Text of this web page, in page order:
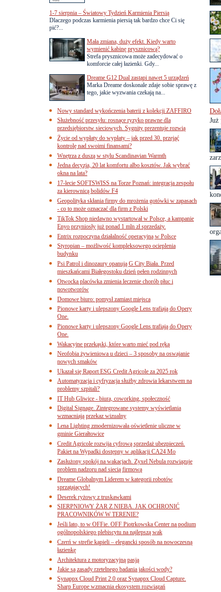
Już
1-7 sierpnia – Światowy Tydzień Karmienia Piersią
Dlaczego podczas karmienia piersią tak bardzo chce Ci się
pić?...
Mała zmiana, duży efekt. Kiedy warto
wymienić kabinę prysznicową?
Strefa prysznicowa może zadecydować o
komforcie całej łazienki. Gdy...
Dreame G12 Dual zastąpi nawet 5 urządzeń
Marka Dreame doskonale zdaje sobie sprawę z
tego, jakie wyzwania czekają na...
Nowy standard wykończenia baterii z kolekcji ZAFFIRO
Służebność przesyłu: rosnące ryzyko prawne dla
przedsiębiorstw sieciowych. Sygnity prezentuje rozwią
Życie od wypłaty do wypłaty – jak przed 30. przejąć
kontrolę nad swoimi finansami?
Wnętrza z duszą w stylu Scandinavian Warmth
Jedna decyzja, 20 lat komfortu albo kosztów. Jak wybrać
okna na lata?
17-lecie SOFTSWISS na Torze Poznań: integracja zespołu
za kierownicą bolidów F4
Geopolityka skłania firmy do mrożenia gotówki w zapasach
- co to może oznaczać dla firm z Polski
TikTok Shop niedawno wystartował w Polsce, a kampanie
Enyo przyniosły już ponad 1 mln zł sprzedaży.
Entrix rozpoczyna działalność operacyjną w Polsce
Styropian – możliwość kompleksowego ocieplenia
budynku
Psi Patrol i dinozaury opanują G City Biała. Przed
mieszkańcami Białegostoku dzień pełen rodzinnych
Otwocka placówka zmienia leczenie chorób płuc i
nowotworów
Domowe biuro: pomysł zamiast miejsca
Pionowe karty i ulepszony Google Lens trafiają do Opery
One.
Pionowe karty i ulepszony Google Lens trafiają do Opery
One.
Wakacyjne przekąski, które warto mieć pod ręką
Neofobia żywieniowa u dzieci – 3 sposoby na oswajanie
nowych smaków
Ukazał się Raport ESG Credit Agricole za 2025 rok
Automatyzacja i cyfryzacja służby zdrowia lekarstwem na
problemy szpitali?
IT Hub Gliwice - biura, coworking, społeczność
Digital Signage. Zintegrowane systemy wyświetlania
wzmacniają przekaz wizualny
Lena Lighting zmodernizowała oświetlenie uliczne w
gminie Gierałtowice
Credit Agricole rozwija cyfrową sprzedaż ubezpieczeń.
Pakiet na Wypadki dostępny w aplikacji CA24 Mo
Zasłużony spokój na wakacjach. Zyxel Nebula rozwiązuje
problem nadzoru nad siecią firmową
Dreame Globalnym Liderem w kategorii robotów
sprzątających!
Deserek ryżowy z truskawkami
SIERPNIOWY ŻAR Z NIEBA. JAK OCHRONIĆ
PRACOWNIKÓW W TERENIE?
Jeśli lato, to w OFFie. OFF Piotrkowska Center na podium
ogólnopolskiego plebiscytu na najlepszą wak
Czerń w strefie kąpieli – elegancki sposób na nowoczesną
łazienkę
Architektura z motoryzacyjną pasją
Jakie są zasady rzetelnego badania jakości wody?
Synappx Cloud Print 2.0 oraz Synappx Cloud Capture.
Sharp Europe wzmacnia ekosystem rozwiązań